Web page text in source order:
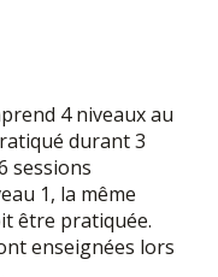
4 niveaux au
durant 3
sessions
1, la même
être pratiquée.
enseignées lors